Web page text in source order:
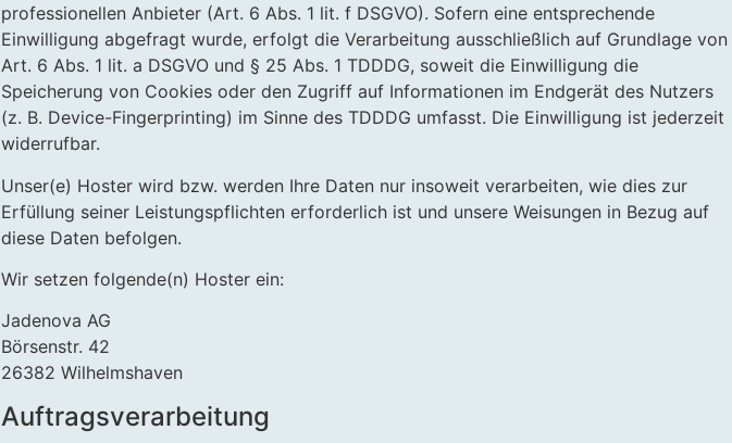
professionellen Anbieter (Art. 6 Abs. 1 lit. f DSGVO). Sofern eine entsprechende
Einwilligung abgefragt wurde, erfolgt die Verarbeitung ausschließlich auf Grundlage von
Art. 6 Abs. 1 lit. a DSGVO und § 25 Abs. 1 TDDDG, soweit die Einwilligung die
Speicherung von Cookies oder den Zugriff auf Informationen im Endgerät des Nutzers
(z. B. Device-Fingerprinting) im Sinne des TDDDG umfasst. Die Einwilligung ist jederzeit
widerrufbar.
Unser(e) Hoster wird bzw. werden Ihre Daten nur insoweit verarbeiten, wie dies zur
Erfüllung seiner Leistungspflichten erforderlich ist und unsere Weisungen in Bezug auf
diese Daten befolgen.
Wir setzen folgende(n) Hoster ein:
Jadenova AG
Börsenstr. 42
26382 Wilhelmshaven
Auftragsverarbeitung